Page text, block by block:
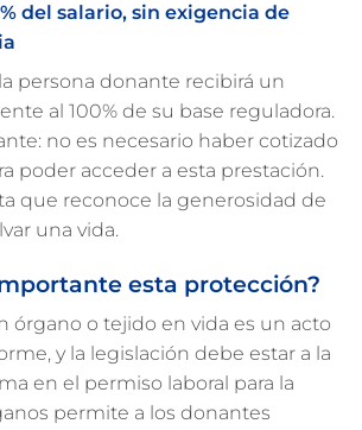
del salario, sin exigencia de
persona donante recibirá un
al 100% de su base reguladora.
no es necesario haber cotizado
poder acceder a esta prestación.
que reconoce la generosidad de
una vida.
esta protección?
órgano o tejido en vida es un acto
y la legislación debe estar a la
en el permiso laboral para la
permite a los donantes